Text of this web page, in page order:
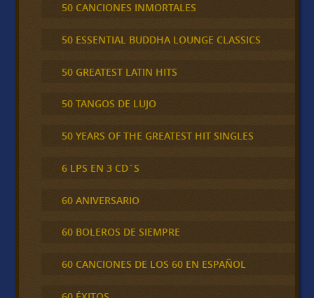
50 CANCIONES INMORTALES
50 ESSENTIAL BUDDHA LOUNGE CLASSICS
50 GREATEST LATIN HITS
50 TANGOS DE LUJO
50 YEARS OF THE GREATEST HIT SINGLES
6 LPS EN 3 CD´S
60 ANIVERSARIO
60 BOLEROS DE SIEMPRE
60 CANCIONES DE LOS 60 EN ESPAÑOL